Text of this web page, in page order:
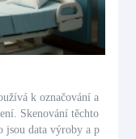
k označování a
Skenování těchto
jsou data výroby a p